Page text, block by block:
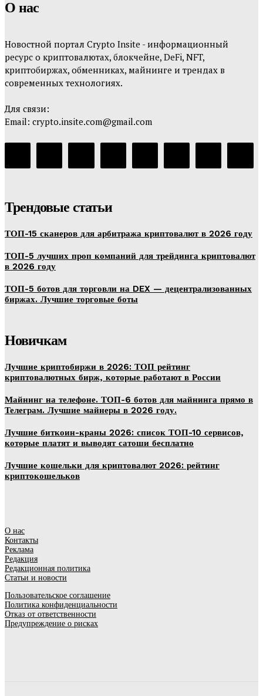
О нас
Новостной портал Crypto Insite - информационный
ресурс о криптовалютах, блокчейне, DeFi, NFT,
криптобиржах, обменниках, майнинге и трендах в
современных технологиях.
Для связи:
Email: crypto.insite.com@gmail.com
Трендовые статьи
ТОП-15 сканеров для арбитража криптовалют в 2026 году
ТОП-5 лучших проп компаний для трейдинга криптовалют
в 2026 году
ТОП-5 ботов для торговли на DEX — децентрализованных
биржах. Лучшие торговые боты
Новичкам
Лучшие криптобиржи в 2026: ТОП рейтинг
криптовалютных бирж, которые работают в России
Майнинг на телефоне. ТОП-6 ботов для майнинга прямо в
Телеграм. Лучшие майнеры в 2026 году.
Лучшие биткоин-краны 2026: список ТОП-10 сервисов,
которые платят и выводят сатоши бесплатно
Лучшие кошельки для криптовалют 2026: рейтинг
криптокошельков
О нас
Контакты
Реклама
Редакция
Редакционная политика
Статьи и новости
Пользовательское соглашение
Политика конфиденциальности
Отказ от ответственности
Предупреждение о рисках